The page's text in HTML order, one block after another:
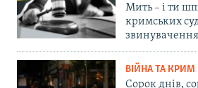
Мить – і ти
кримських
ВІЙНА ТА КРИМ
Сорок днів,